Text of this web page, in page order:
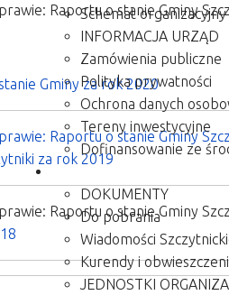
Schemat organizacyjny
INFORMACJA URZĄD
Zamówienia publiczne
Polityka prywatności
Ochrona danych
Tereny inwestycyjne
Dofinansowanie ze
DOKUMENTY
Do pobrania
Wiadomości
Kurendy i
JEDNOSTKI
Raportu o stanie Gminy
Gminy za rok 2020
Raportu o stanie Gminy
za rok 2019
Raportu o stanie Gminy